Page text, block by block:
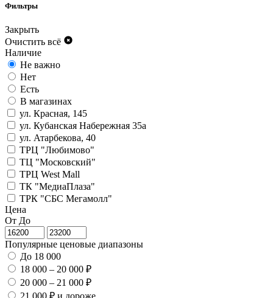
Фильтры
Закрыть
Очистить всё
Наличие
Не важно
Нет
Есть
В магазинах
ул. Красная, 145
ул. Кубанская Набережная 35а
ул. Атарбекова, 40
ТРЦ "Любимово"
ТЦ "Московский"
ТРЦ West Mall
ТК "МедиаПлаза"
ТРК "СБС Мегамолл"
Цена
От До
Популярные ценовые диапазоны
До 18 000
18 000 – 20 000 ₽
20 000 – 21 000 ₽
21 000 ₽ и дороже